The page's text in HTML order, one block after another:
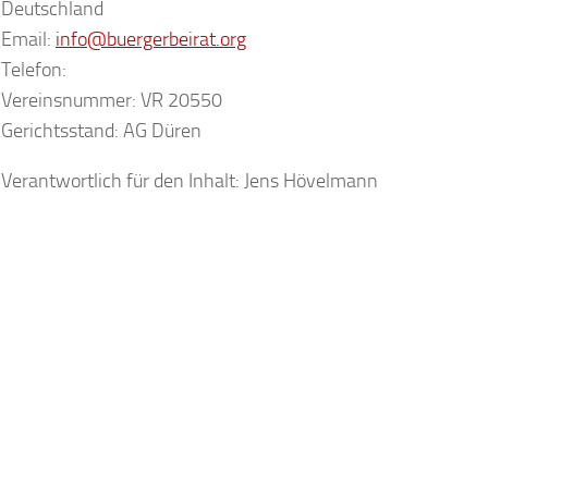
Deutschland
Email: info@buergerbeirat.org
Telefon:
Vereinsnummer: VR 20550
Gerichtsstand: AG Düren
Verantwortlich für den Inhalt: Jens Hövelmann